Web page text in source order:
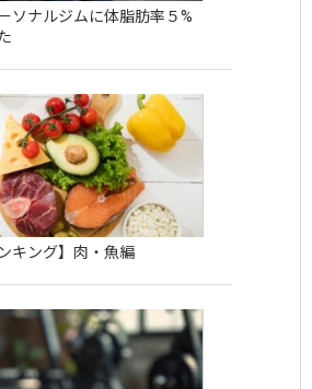
ソナルジムに体脂肪率５%
キング】肉・魚編